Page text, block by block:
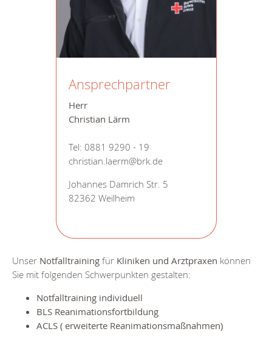
Ansprechpartner
Herr
Christian Lärm
Tel: 0881 9290 - 19
christian.laerm@brk.de
Johannes Damrich Str. 5
82362 Weilheim
Unser Notfalltraining für Kliniken und Arztpraxen können
Sie mit folgenden Schwerpunkten gestalten:
Notfalltraining individuell
BLS Reanimationsfortbildung
ACLS ( erweiterte Reanimationsmaßnahmen)